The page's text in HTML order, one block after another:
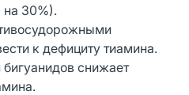
на 30%).
к дефициту тиамина.
снижает